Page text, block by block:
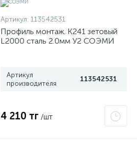
Артикул: 113542531
Профиль монтаж. К241 зетовый
L2000 сталь 2.0мм У2 СОЭМИ
Артикул
производителя
113542531
4 210 тг /шт